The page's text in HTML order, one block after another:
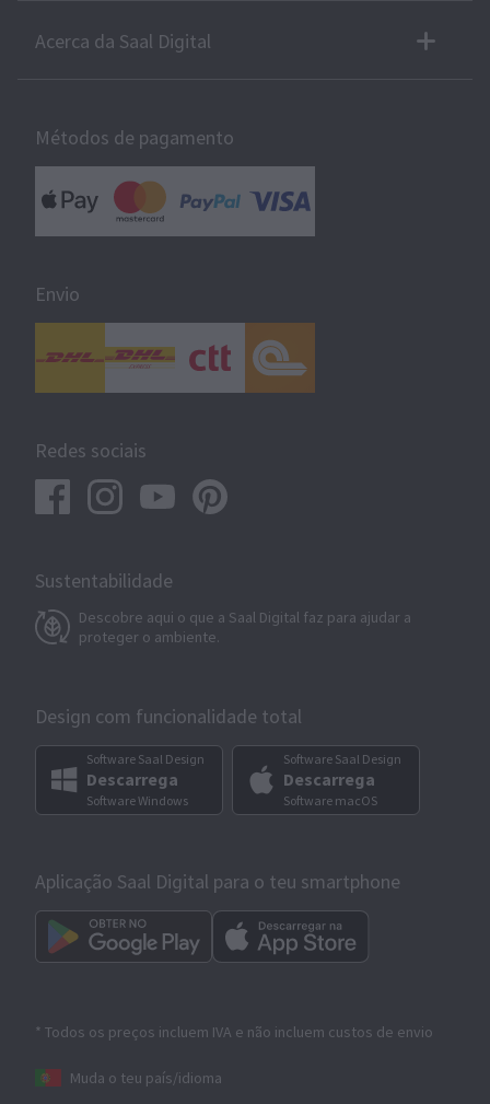
Acerca da Saal Digital
Métodos de pagamento
Envio
Redes sociais
Sustentabilidade
Descobre aqui o que a Saal Digital faz para ajudar a
proteger o ambiente.
Design com funcionalidade total
Software Saal Design
Descarrega
Software Windows
Software Saal Design
Descarrega
Software macOS
Aplicação Saal Digital para o teu smartphone
* Todos os preços incluem IVA e não incluem custos de envio
Muda o teu país/idioma